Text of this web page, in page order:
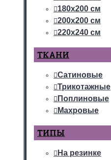
180х200 см
200х200 см
220х240 см
ТКАНИ
Сатиновые
Трикотажные
Поплиновые
Махровые
ТИПЫ
На резинке